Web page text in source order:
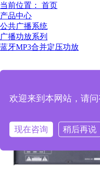
当前位置：
首页
产品中心
公共广播系统
广播功放系列
蓝牙MP3合并定压功放
欢迎来到本网站，请
现在咨询 稍后再说